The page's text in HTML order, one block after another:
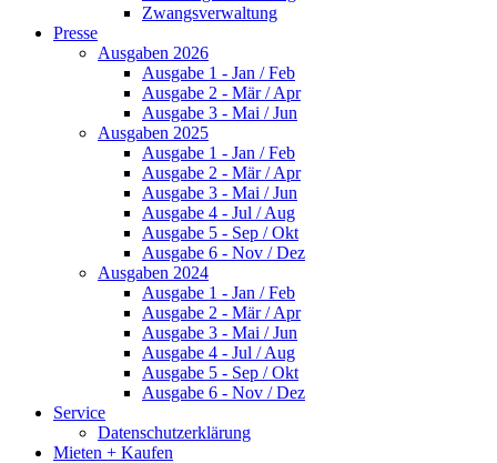
Zwangsverwaltung
Presse
Ausgaben 2026
Ausgabe 1 - Jan / Feb
Ausgabe 2 - Mär / Apr
Ausgabe 3 - Mai / Jun
Ausgaben 2025
Ausgabe 1 - Jan / Feb
Ausgabe 2 - Mär / Apr
Ausgabe 3 - Mai / Jun
Ausgabe 4 - Jul / Aug
Ausgabe 5 - Sep / Okt
Ausgabe 6 - Nov / Dez
Ausgaben 2024
Ausgabe 1 - Jan / Feb
Ausgabe 2 - Mär / Apr
Ausgabe 3 - Mai / Jun
Ausgabe 4 - Jul / Aug
Ausgabe 5 - Sep / Okt
Ausgabe 6 - Nov / Dez
Service
Datenschutzerklärung
Mieten + Kaufen